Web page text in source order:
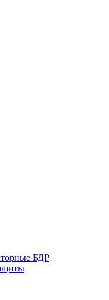
БДР